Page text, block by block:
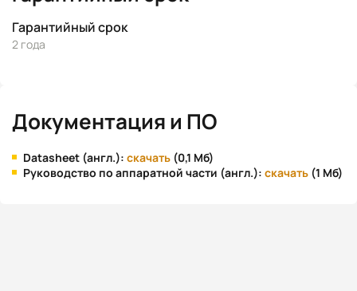
Гарантийный срок
2 года
Документация и ПО
Datasheet (англ.): скачать (0,1 Мб)
Руководство по аппаратной части (англ.): скачать (1 Мб)